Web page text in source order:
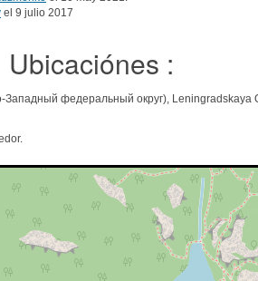
el 9 julio 2017
Ubicaciónes :
федеральный округ), Leningradskaya